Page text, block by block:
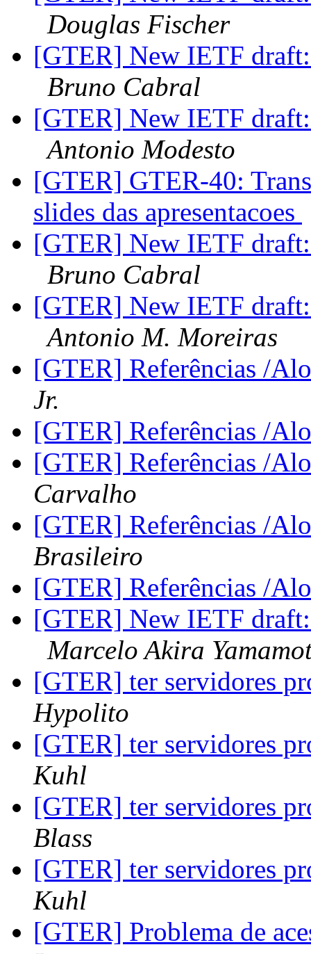
Douglas Fischer
[GTER] New IETF
Bruno Cabral
[GTER] New IETF
Antonio Modesto
[GTER] GTER-40:
slides das apresentacoes
[GTER] New IETF
Bruno Cabral
[GTER] New IETF
Antonio M. Moreiras
[GTER] Referências /
Jr.
[GTER] Referências /
[GTER] Referências /
Carvalho
[GTER] Referências /
Brasileiro
[GTER] Referências /
[GTER] New IETF
Marcelo Akira
[GTER] ter servidores
Hypolito
[GTER] ter servidores
Kuhl
[GTER] ter servidores
Blass
[GTER] ter servidores
Kuhl
[GTER] Problema de